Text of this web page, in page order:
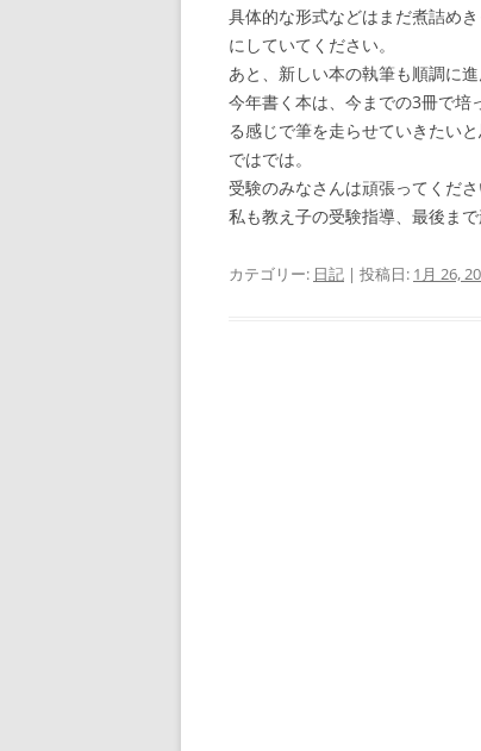
具体的な形式などはまだ煮詰め
にしていてください。
あと、新しい本の執筆も順調に進
今年書く本は、今までの3冊で培
る感じで筆を走らせていきたい
ではでは。
受験のみなさんは頑張ってくださ
私も教え子の受験指導、最後まで
カテゴリー: 日記 | 投稿日: 1月 26,